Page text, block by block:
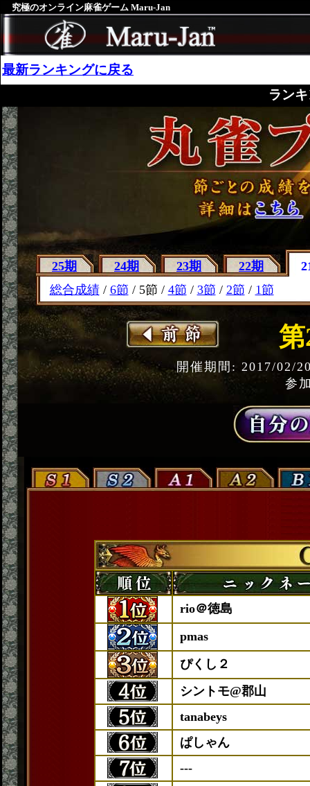
究極のオンライン麻雀ゲーム Maru-Jan
最新ランキングに戻る
ラン
25期 24期 23期 22期
総合成績/ 6節 / 5節 / 4節 / 3節 / 2節 / 1節
第
開催期間: 2017/02/
参
rio＠徳島
pmas
ぴくし２
シントモ@郡山
tanabeys
ぱしゃん
---